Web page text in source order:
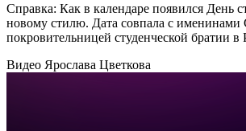
Справка: Как в календаре появился День
новому стилю. Дата совпала с именинами
покровительницей студенческой братии в
Видео Ярослава Цветкова